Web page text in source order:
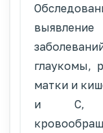
глаукомы,
матки и
и С,